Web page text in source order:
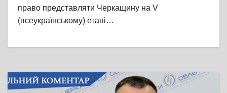
право представляти Черкащину на V
(всеукраїнському) етапі…